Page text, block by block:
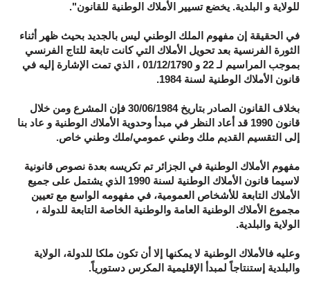
للولاية و البلدية. يخضع تسيير الأملاك الوطنية للقانون".
في الحقيقة إن مفهوم الملك الوطني ليس بالجديد بحيث ظهر أثناء
الثورة الفرنسية بعد تحويل الأملاك التي كانت تابعة للتاج الفرنسي
بموجب المراسيم لـ 22 و 01/12/1790 ، الذي تمت الإشارة إليه في
قانون الأملاك الوطنية لسنة 1984.
بخلاف القانون الصادر بتاريخ 30/06/1984 فإن المشرع ومن خلال
قانون 1990 قد أعاد النظر في مبدأ وحدوية الأملاك الوطنية و عاد بنا
إلى التقسيم القديم ملك وطني عمومي/ملك وطني خاص.
مفهوم الأملاك الوطنية في الجزائر تم تكريسه بعدة نصوص قانونية
لاسيما قانون الأملاك الوطنية لسنة 1990 الذي يشتمل على جميع
الأملاك التابعة للأشخاص العمومية، في مفهومه الواسع مع تعيين
مجموع الأملاك الوطنية العامة والوطنية الخاصة التابعة للدولة ،
الولاية والبلدية.
وعليه فالأملاك الوطنية لا يمكنها إلا أن تكون ملكا للدولة، الولاية
والبلدية إستنتاجاً لمبدأ الإقليمية المكرس دستورياً.